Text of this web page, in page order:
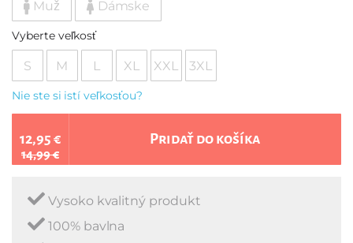
Muž Dámske
Vyberte veľkosť
S M L XL XXL 3XL
Nie ste si istí veľkosťou?
12,95 €
14,99 €
Pridať do košíka
Vysoko kvalitný produkt
100% bavlna